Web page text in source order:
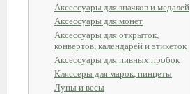
Аксессуары для значков и медалей
Аксессуары для монет
Аксессуары для открыток,
конвертов, календарей и этикеток
Аксессуары для пивных пробок
Кляссеры для марок, пинцеты
Лупы и весы